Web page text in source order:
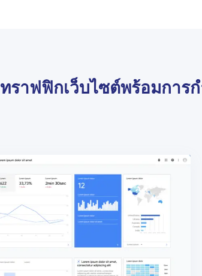
ทราฟฟิกเว็บไซต์พร้อมการ